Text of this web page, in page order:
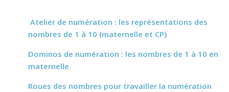
Atelier de numération : les représentations des
nombres de 1 à 10 (maternelle et CP)
Dominos de numération : les nombres de 1 à 10 en
maternelle
Roues des nombres pour travailler la numération